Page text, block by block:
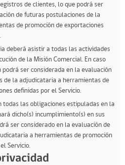
de clientes, lo que podrá ser
de futuras postulaciones de la
de promoción de exportaciones
deberá asistir a todas las actividades
de la Misión Comercial. En caso
ser considerada en la evaluación
de la adjudicataria a herramientas de
definidas por el Servicio.
todas las obligaciones estipuladas en la
dicho(s) incumplimiento(s) en sus
ser considerado en la evaluación de
a herramientas de promoción
Servicio.